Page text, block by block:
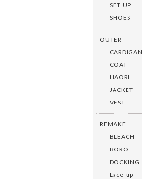
SET UP
SHOES
OUTER
CARDIGAN
COAT
HAORI
JACKET
VEST
REMAKE
BLEACH
BORO
DOCKING
Lace-up